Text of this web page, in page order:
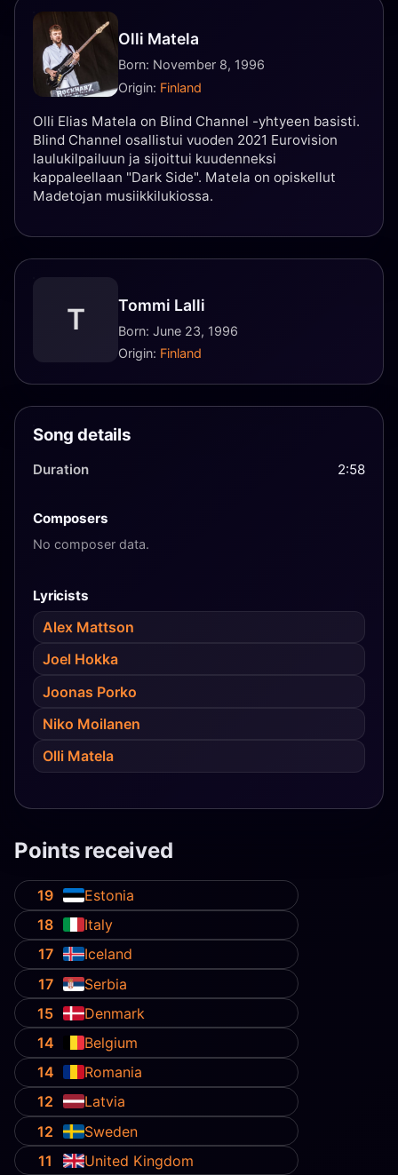
Olli Matela
Born: November 8, 1996
Origin: Finland
Olli Elias Matela on Blind Channel -yhtyeen basisti.
Blind Channel osallistui vuoden 2021 Eurovision
laulukilpailuun ja sijoittui kuudenneksi
kappaleellaan "Dark Side". Matela on opiskellut
Madetojan musiikkilukiossa.
T Tommi Lalli
Born: June 23, 1996
Origin: Finland
Song details
Duration 2:58
Composers
No composer data.
Lyricists
Alex Mattson
Joel Hokka
Joonas Porko
Niko Moilanen
Olli Matela
Points received
19
Estonia
18
Italy
17
Iceland
17
Serbia
15
Denmark
14
Belgium
14
Romania
12
Latvia
12
Sweden
11
United Kingdom